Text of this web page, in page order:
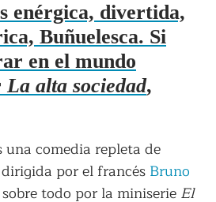
enérgica, divertida,
Buñuelesca. Si
en el mundo
La alta sociedad,
una comedia repleta de
por el francés Bruno
todo por la miniserie El